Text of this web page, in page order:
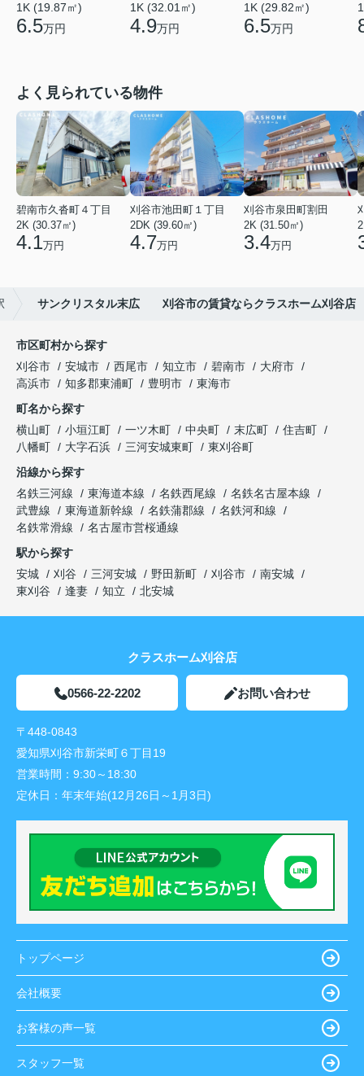
1K (19.87㎡)
6.5万円
1K (32.01㎡)
4.9万円
1K (29.82㎡)
6.5万円
よく見られている物件
碧南市久沓町４丁目
2K (30.37㎡)
4.1万円
刈谷市池田町１丁目
2DK (39.60㎡)
4.7万円
刈谷市泉田町割田
2K (31.50㎡)
3.4万円
サンクリスタル末広 刈谷市の賃貸ならクラスホーム刈谷店
市区町村から探す
刈谷市
安城市 西尾市 知立市 碧南市
大府市
高浜市
知多郡東浦町 豊明市
東海市
町名から探す
横山町
小垣江町 一ツ木町 中央町 末広町
住吉町
八幡町
大字石浜 三河安城東町
東刈谷町
沿線から探す
名鉄三河線
東海道本線 名鉄西尾線
名鉄名古屋本線
武豊線
東海道新幹線 名鉄蒲郡線
名鉄河和線
名鉄常滑線
名古屋市営桜通線
駅から探す
安城
刈谷 三河安城 野田新町 刈谷市
南安城
東刈谷
逢妻 知立 北安城
クラスホーム刈谷店
0566-22-2202 お問い合わせ
〒448-0843
愛知県刈谷市新栄町６丁目19
営業時間： 9:30～18:30
定休日： 年末年始(12月26日～1月3日)
トップページ
会社概要
お客様の声一覧
スタッフ一覧